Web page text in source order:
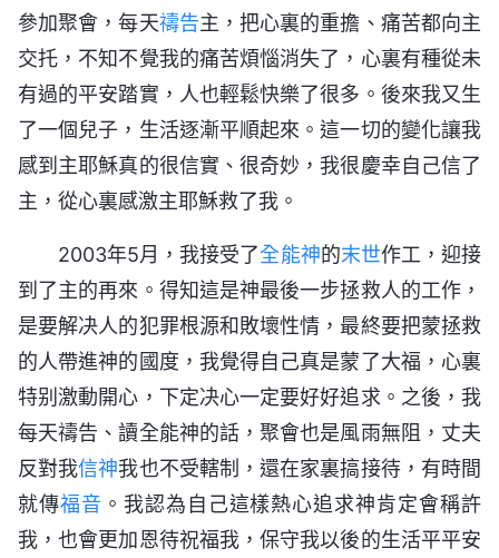
參加聚會，每天禱告主，把心裏的重擔、痛苦都向主
交托，不知不覺我的痛苦煩惱消失了，心裏有種從未
有過的平安踏實，人也輕鬆快樂了很多。後來我又生
了一個兒子，生活逐漸平順起來。這一切的變化讓我
感到主耶穌真的很信實、很奇妙，我很慶幸自己信了
主，從心裏感激主耶穌救了我。
2003年5月，我接受了全能神的末世作工，迎接
到了主的再來。得知這是神最後一步拯救人的工作，
是要解决人的犯罪根源和敗壞性情，最終要把蒙拯救
的人帶進神的國度，我覺得自己真是蒙了大福，心裏
特别激動開心，下定决心一定要好好追求。之後，我
每天禱告、讀全能神的話，聚會也是風雨無阻，丈夫
反對我信神我也不受轄制，還在家裏搞接待，有時間
就傳福音 。我認為自己這樣熱心追求神肯定會稱許
我，也會更加恩待祝福我，保守我以後的生活平平安